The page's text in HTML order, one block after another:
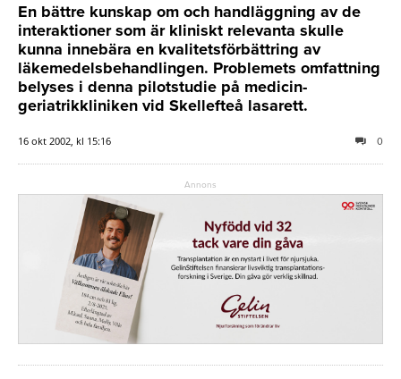
En bättre kunskap om och handläggning av de
interaktioner som är kliniskt relevanta skulle
kunna innebära en kvalitetsförbättring av
läkemedelsbehandlingen. Problemets omfattning
belyses i denna pilotstudie på medicin-
geriatrikkliniken vid Skellefteå lasarett.
16 okt 2002, kl 15:16 0
Annons